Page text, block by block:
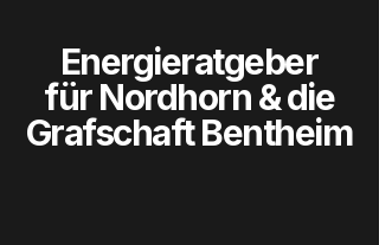
Energieratgeber
für Nordhorn & die
Grafschaft Bentheim